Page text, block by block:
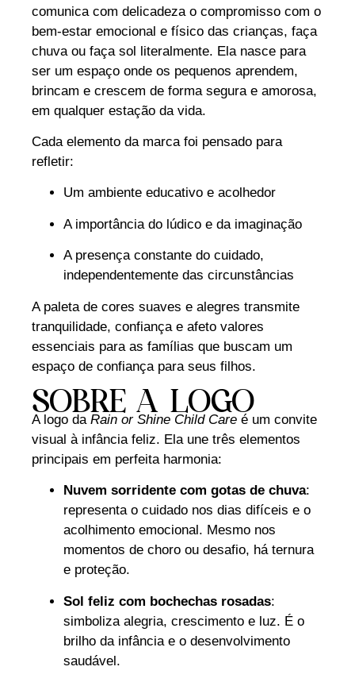
comunica com delicadeza o compromisso com o
bem-estar emocional e físico das crianças, faça
chuva ou faça sol literalmente. Ela nasce para
ser um espaço onde os pequenos aprendem,
brincam e crescem de forma segura e amorosa,
em qualquer estação da vida.
Cada elemento da marca foi pensado para
refletir:
Um ambiente educativo e acolhedor
A importância do lúdico e da imaginação
A presença constante do cuidado,
independentemente das circunstâncias
A paleta de cores suaves e alegres transmite
tranquilidade, confiança e afeto valores
essenciais para as famílias que buscam um
espaço de confiança para seus filhos.
SOBRE A LOGO
A logo da Rain or Shine Child Care é um convite
visual à infância feliz. Ela une três elementos
principais em perfeita harmonia:
Nuvem sorridente com gotas de chuva:
representa o cuidado nos dias difíceis e o
acolhimento emocional. Mesmo nos
momentos de choro ou desafio, há ternura
e proteção.
Sol feliz com bochechas rosadas:
simboliza alegria, crescimento e luz. É o
brilho da infância e o desenvolvimento
saudável.